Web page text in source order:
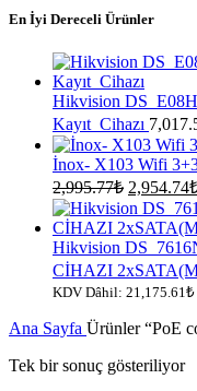
En İyi Dereceli Ürünler
Hikvision
Kayıt_Cihazı
İnox- X103 Wifi
2,995.77₺ Orijinal
fiyat:
2,954.74
Hikvision
CİHAZI
KDV Dâhil: 21,175.61 ₺
Ana Sayfa Ürünler “PoE
Tek bir sonuç gösteriliyor